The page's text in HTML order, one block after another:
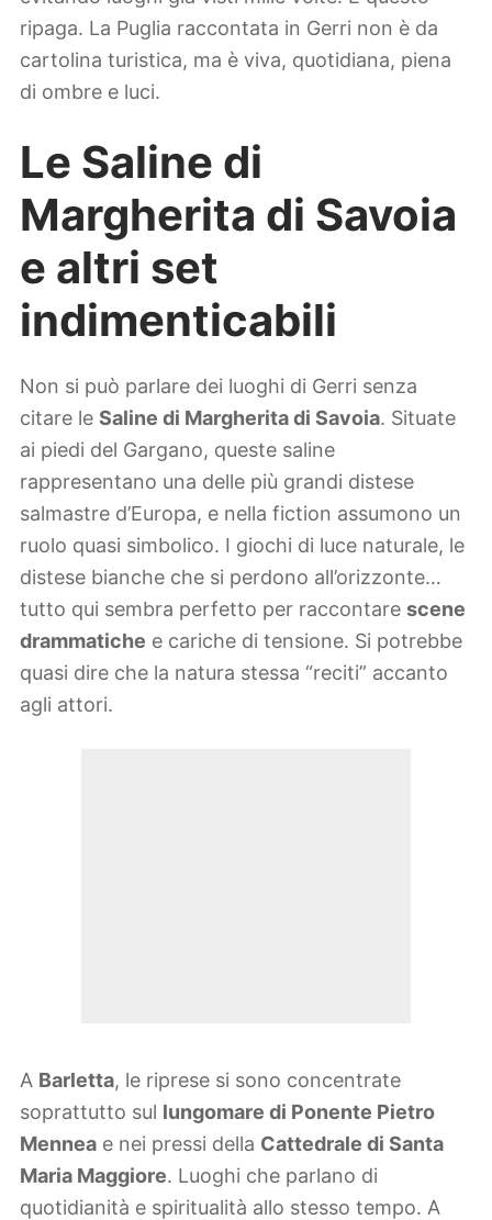
ripaga. La Puglia raccontata in Gerri non è da
cartolina turistica, ma è viva, quotidiana, piena
di ombre e luci.
Le Saline di
Margherita di Savoia
e altri set
indimenticabili
Non si può parlare dei luoghi di Gerri senza
citare le Saline di Margherita di Savoia. Situate
ai piedi del Gargano, queste saline
rappresentano una delle più grandi distese
salmastre d’Europa, e nella fiction assumono un
ruolo quasi simbolico. I giochi di luce naturale, le
distese bianche che si perdono all’orizzonte…
tutto qui sembra perfetto per raccontare scene
drammatiche e cariche di tensione. Si potrebbe
quasi dire che la natura stessa “reciti” accanto
agli attori.
A Barletta, le riprese si sono concentrate
soprattutto sul lungomare di Ponente Pietro
Mennea e nei pressi della Cattedrale di Santa
Maria Maggiore. Luoghi che parlano di
quotidianità e spiritualità allo stesso tempo. A